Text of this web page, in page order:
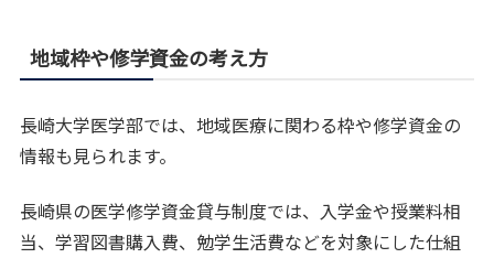
地域枠や修学資金の考え方
長崎大学医学部では、地域医療に関わる枠や修学資金の
情報も見られます。
長崎県の医学修学資金貸与制度では、入学金や授業料相
当、学習図書購入費、勉学生活費などを対象にした仕組